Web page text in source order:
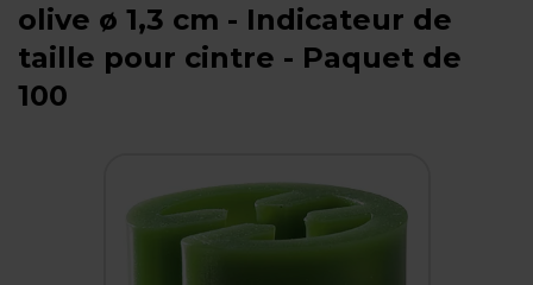
olive ø 1,3 cm - Indicateur de
taille pour cintre - Paquet de
100